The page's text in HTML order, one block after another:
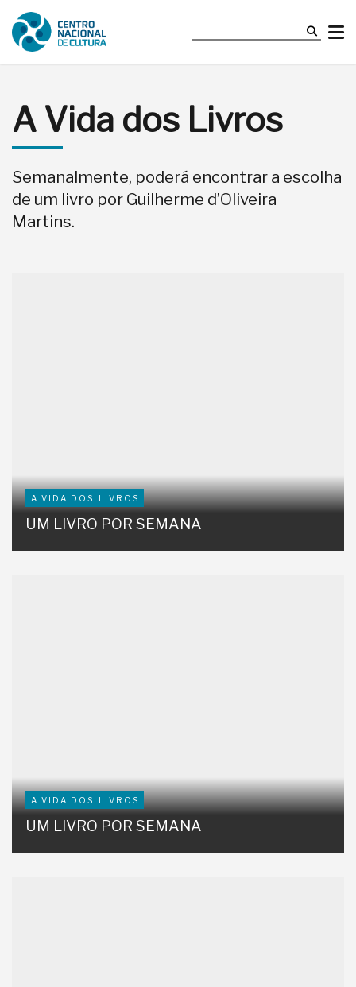
A Vida dos Livros
Semanalmente, poderá encontrar a escolha
de um livro por Guilherme d’Oliveira
Martins.
A VIDA DOS LIVROS
UM LIVRO POR SEMANA
A VIDA DOS LIVROS
UM LIVRO POR SEMANA